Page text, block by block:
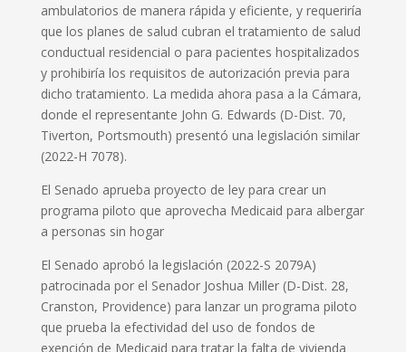
ambulatorios de manera rápida y eficiente, y requeriría
que los planes de salud cubran el tratamiento de salud
conductual residencial o para pacientes hospitalizados
y prohibiría los requisitos de autorización previa para
dicho tratamiento. La medida ahora pasa a la Cámara,
donde el representante John G. Edwards (D-Dist. 70,
Tiverton, Portsmouth) presentó una legislación similar
(2022-H 7078).
El Senado aprueba proyecto de ley para crear un
programa piloto que aprovecha Medicaid para albergar
a personas sin hogar
El Senado aprobó la legislación (2022-S 2079A)
patrocinada por el Senador Joshua Miller (D-Dist. 28,
Cranston, Providence) para lanzar un programa piloto
que prueba la efectividad del uso de fondos de
exención de Medicaid para tratar la falta de vivienda